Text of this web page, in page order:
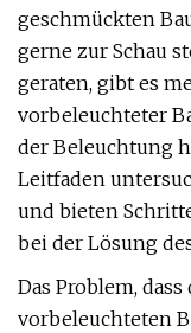
geschmückten
gerne zur Schau
geraten, gibt es
vorbeleuchteter
der Beleuchtung
Leitfaden
und bieten
bei der Lösung
Das Problem,
vorbeleuchteten